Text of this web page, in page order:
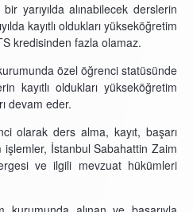
yarıyılda alınabilecek derslerin
kayıtlı oldukları yükseköğretim
kredisinden fazla olamaz.
özel öğrenci statüsünde
kayıtlı oldukları yükseköğretim
devam eder.
olarak ders alma, kayıt, başarı
İstanbul Sabahattin Zaim
ve ilgili mevzuat hükümleri